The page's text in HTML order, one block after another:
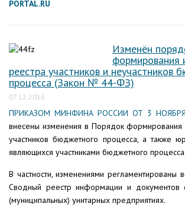
PORTAL.RU
Изменён
формирования
реестра участников и неучастников
процесса (Закон № 44-ФЗ)
07.12.2016
ПРИКАЗОМ МИНФИНА РОССИИ ОТ 3
внесены изменения в Порядок формирования
участников бюджетного процесса, а также
являющихся участниками бюджетного процесса.
В частности, изменениями регламентированы
Сводный реестр информации и документов
(муниципальных) унитарных предприятиях.